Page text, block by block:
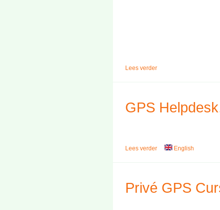
Lees verder
GPS
Lees verder English
Privé GPS